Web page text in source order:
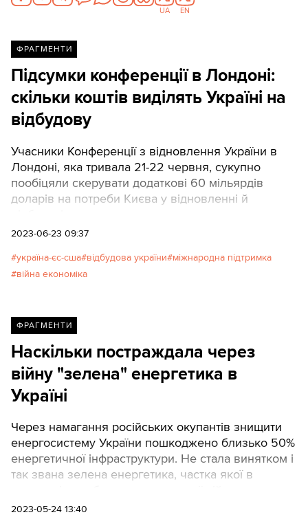
UA EN
ФРАГМЕНТИ
Підсумки конференції в Лондоні:
скільки коштів виділять Україні на
відбудову
Учасники Конференції з відновлення України в
Лондоні, яка тривала 21-22 червня, сукупно
пообіцяли скерувати додаткові 60 мільярдів
доларів на потреби Києва у відновленні й
2023-06-23 09:37
україна-єс-сша відбудова україни міжнародна підтримка
війна економіка
ФРАГМЕНТИ
Наскільки постраждала через
війну "зелена" енергетика в
Україні
Через намагання російських окупантів знищити
енергосистему України пошкоджено близько 50%
енергетичної інфраструктури. Не стала винятком і
так звана зелена енергетика, частка якої в
понад 13% і нарощувала потужності, пише ЕП у
2023-05-24 13:40